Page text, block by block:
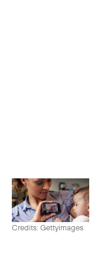
Credits: Gettyimages